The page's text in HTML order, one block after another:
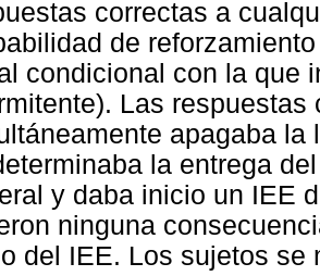
correctas a
de
condicional con la que
Las
apagaba la
la entrega
y daba inicio un IEE
ninguna
del IEE. Los sujetos se